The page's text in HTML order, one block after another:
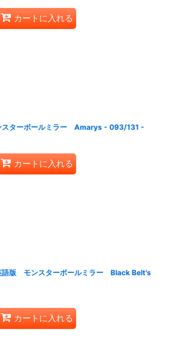
カートに入れる
ターボールミラー Amarys - 093/131 -
カートに入れる
語版 モンスターボールミラー Black Belt's
カートに入れる